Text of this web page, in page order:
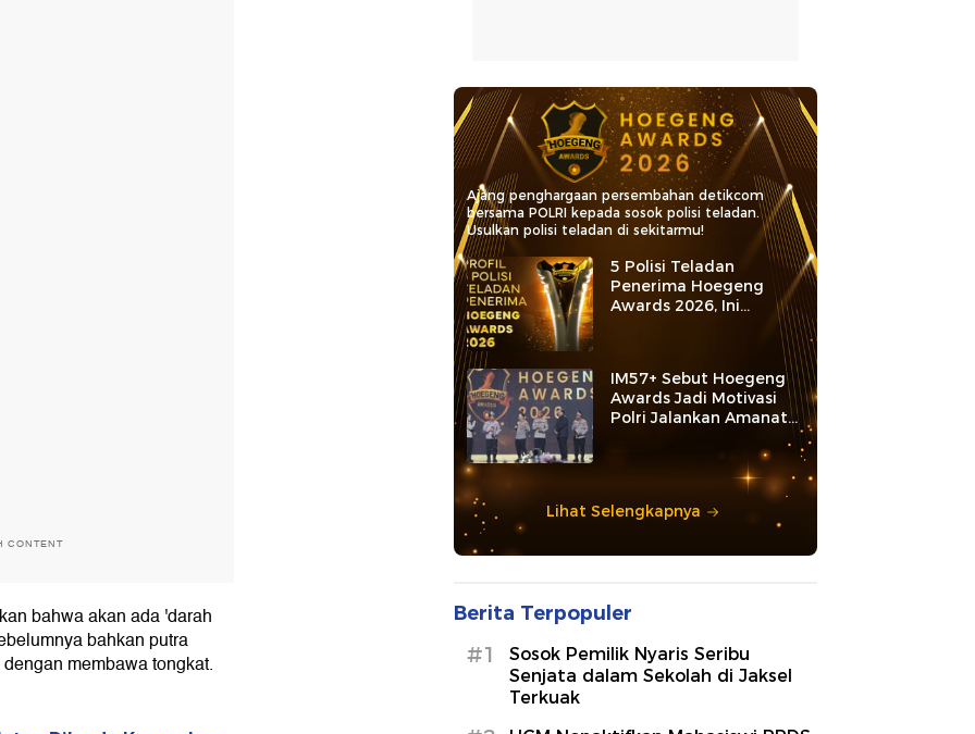
CONTENT
bahwa akan ada 'darah
bahkan putra
membawa tongkat.
Ajang penghargaan persembahan detikcom
bersama POLRI kepada sosok polisi teladan.
Usulkan polisi teladan di sekitarmu!
5 Polisi Teladan
Penerima Hoegeng
Awards 2026, Ini
Kategori dan Kiprahnya
IM57+ Sebut Hoegeng
Awards Jadi Motivasi
Polri Jalankan Amanat
Lihat Selengkapnya
Berita Terpopuler
#1
Sosok Pemilik Nyaris Seribu
Senjata dalam Sekolah di Jaksel
Terkuak